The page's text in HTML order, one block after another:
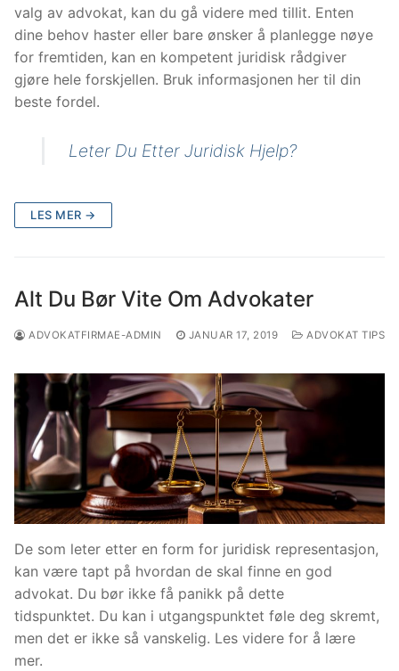
valg av advokat, kan du gå videre med tillit. Enten
dine behov haster eller bare ønsker å planlegge nøye
for fremtiden, kan en kompetent juridisk rådgiver
gjøre hele forskjellen. Bruk informasjonen her til din
beste fordel.
Leter Du Etter Juridisk Hjelp?
LES MER →
Alt Du Bør Vite Om Advokater
ADVOKATFIRMAE-ADMIN JANUAR 17, 2019 ADVOKAT TIPS
De som leter etter en form for juridisk representasjon,
kan være tapt på hvordan de skal finne en god
advokat. Du bør ikke få panikk på dette
tidspunktet. Du kan i utgangspunktet føle deg skremt,
men det er ikke så vanskelig. Les videre for å lære
mer.